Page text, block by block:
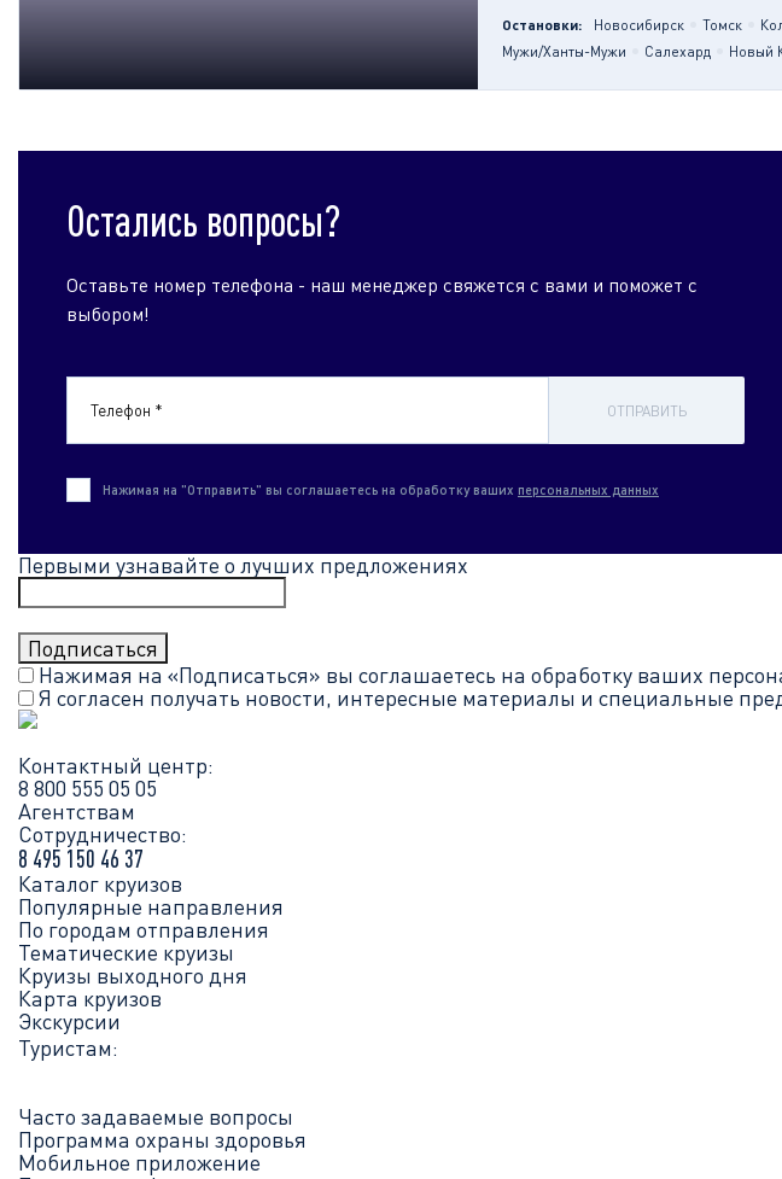
Остановки: Новосибирск Томск
Мужи/Ханты-Мужи
Салехард Новый
Остались вопросы?
Оставьте номер телефона - наш менеджер свяжется с вами и поможет с
выбором!
Телефон * ОТПРАВИТЬ
Нажимая на "Отправить" вы соглашаетесь на обработку ваших персональных данных
Первыми узнавайте о лучших предложениях
Нажимая на «Подписаться» вы соглашаетесь на обработку ваших
Я согласен получать новости, интересные материалы и специальные
Контактный центр:
8 800 555 05 05
Агентствам
Сотрудничество:
8 495 150 46 37
Каталог круизов
Популярные направления
По городам отправления
Тематические круизы
Круизы выходного дня
Карта круизов
Экскурсии
Туристам:
Часто задаваемые вопросы
Программа охраны здоровья
Мобильное приложение